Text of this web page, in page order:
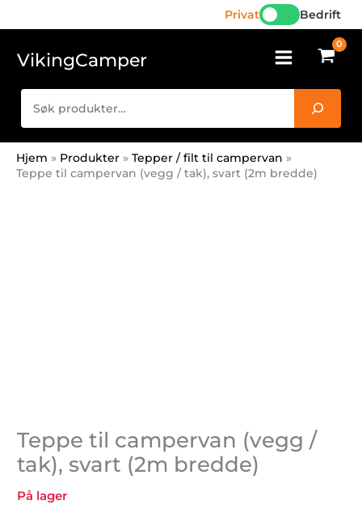
rett
innholdet
Privat Bedrift
VikingCamper
Hjem Produkter
Tepper / filt til campervan
Teppe til campervan (vegg / tak), svart (2m bredde)
Teppe til campervan (vegg /
tak), svart (2m bredde)
På lager
(2m